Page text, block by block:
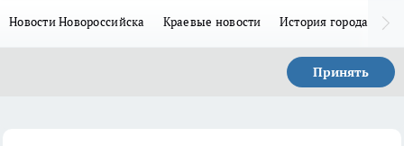
Новости Новороссийска Краевые новости История города Н
Принять